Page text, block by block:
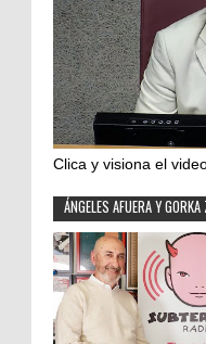
Clica y visiona el
ÁNGELES AFUERA Y